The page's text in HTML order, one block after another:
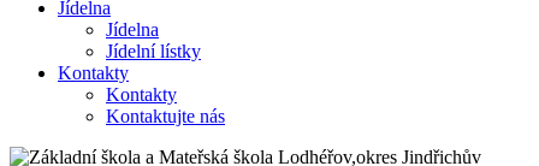
Jídelna
Jídelna
Jídelní lístky
Kontakty
Kontakty
Kontaktujte nás